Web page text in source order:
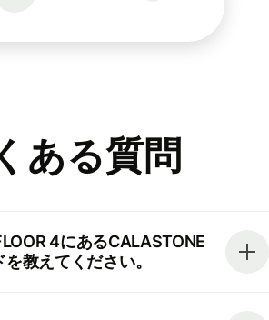
ある質問
4にあるCALASTONE
教えてください。